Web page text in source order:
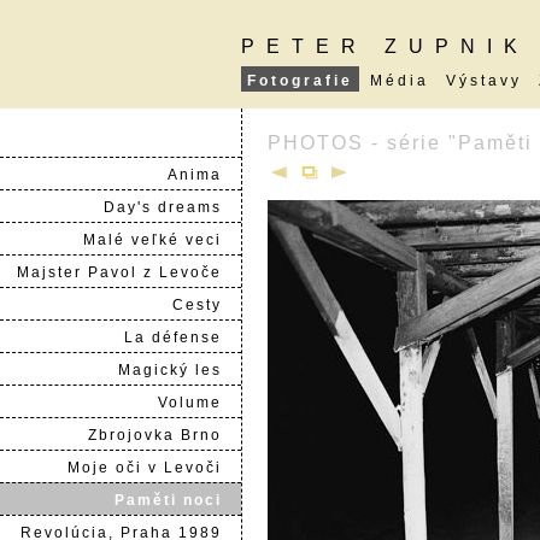
PETER ZUPNIK
Fotografie Média Výstavy
Anima
Day's dreams
Malé veľké veci
Majster Pavol z Levoče
Cesty
La défense
Magický les
Volume
Zbrojovka Brno
Moje oči v Levoči
Paměti noci
Revolúcia, Praha 1989
PHOTOS - série